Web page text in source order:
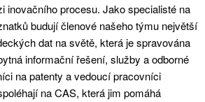
inovačního procesu. Jako specialisté na
budují členové našeho týmu největší
dat na světě, která je spravována
informační řešení, služby a odborné
na patenty a vedoucí pracovníci
na CAS, která jim pomáhá